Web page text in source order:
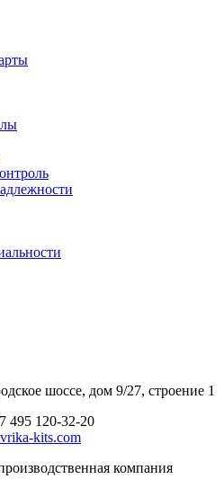
шоссе, дом 9/27, строение 1
495 120-32-20
kits.com
компания